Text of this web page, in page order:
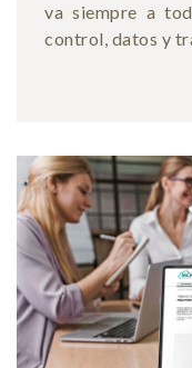
va siempre a
control, datos y